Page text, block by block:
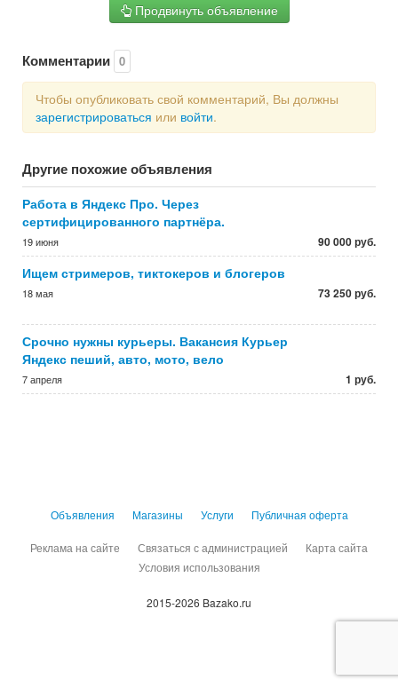
Продвинуть объявление
Комментарии 0
Чтобы опубликовать свой комментарий, Вы должны
зарегистрироваться или войти.
Другие похожие объявления
Работа в Яндекс Про. Через
сертифицированного партнёра.
19 июня 90 000 руб.
Ищем стримеров, тиктокеров и блогеров
18 мая 73 250 руб.
Срочно нужны курьеры. Вакансия Курьер
Яндекс пеший, авто, мото, вело
7 апреля 1 руб.
Объявления Магазины Услуги Публичная оферта
Реклама на сайте Связаться с администрацией
Карта сайта
Условия использования
2015-2026 Bazako.ru